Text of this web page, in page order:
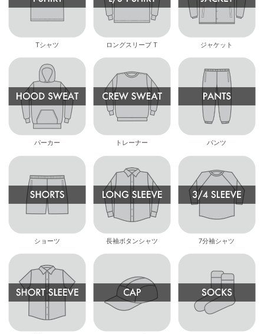
Tシャツ ロングスリーブ T ジャケット
パーカー トレーナー パンツ
ショーツ 長袖ボタンシャツ 7分袖シャツ